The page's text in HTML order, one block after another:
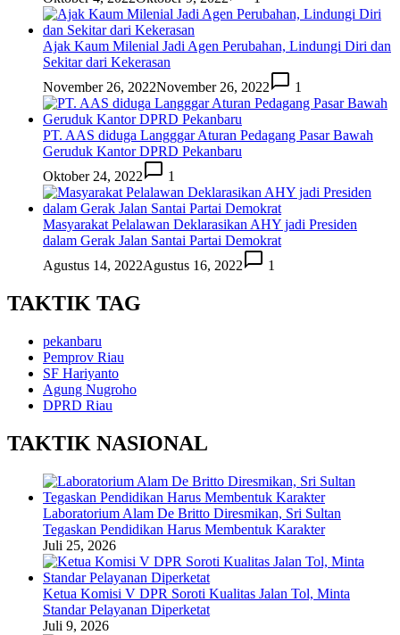
Ajak Kaum Milenial Jadi Agen Perubahan, Lindungi Diri dan
Sekitar dari Kekerasan
November 26, 2022November 26, 2022 1
PT. AAS diduga Langggar Aturan Pedagang Pasar Bawah
Geruduk Kantor DPRD Pekanbaru
Oktober 24, 2022
1
Masyarakat Pelalawan Deklarasikan AHY jadi Presiden
dalam Gerak Jalan Santai Partai Demokrat
Agustus 14, 2022Agustus 16, 2022 1
TAKTIK TAG
pekanbaru
Pemprov Riau
SF Hariyanto
Agung Nugroho
DPRD Riau
TAKTIK NASIONAL
Laboratorium Alam De Britto Diresmikan, Sri Sultan
Tegaskan Pendidikan Harus Membentuk Karakter
Juli 25, 2026
Ketua Komisi V DPR Soroti Kualitas Jalan Tol, Minta
Standar Pelayanan Diperketat
Juli 9, 2026